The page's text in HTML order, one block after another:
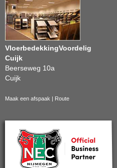
VloerbedekkingVoordelig
Cuijk
Beerseweg 10a
Cuijk
Maak een afspaak Route